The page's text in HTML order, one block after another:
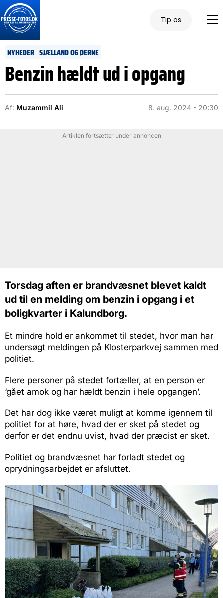
Tip os
NYHEDER SJÆLLAND OG ØERNE
Benzin hældt ud i opgang
Af: Muzammil Ali 8. aug. 2024 - 20:30
Artiklen fortsætter under annoncen
Torsdag aften er brandvæsnet blevet kaldt
ud til en melding om benzin i opgang i et
boligkvarter i Kalundborg.
Et mindre hold er ankommet til stedet, hvor man har
undersøgt meldingen på Klosterparkvej sammen med
politiet.
Flere personer på stedet fortæller, at en person er
‘gået amok og har hældt benzin i hele opgangen’.
Det har dog ikke været muligt at komme igennem til
politiet for at høre, hvad der er sket på stedet og
derfor er det endnu uvist, hvad der præcist er sket.
Politiet og brandvæsnet har forladt stedet og
oprydningsarbejdet er afsluttet.